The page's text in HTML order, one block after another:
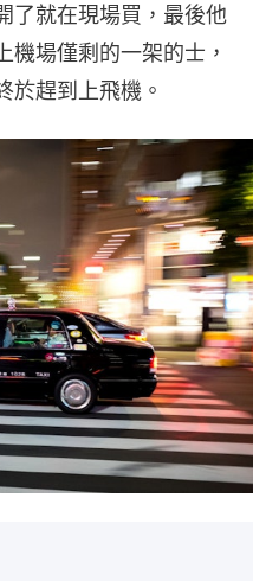
了就在現場買，最後他
機場僅剩的一架的士，
於趕到上飛機。